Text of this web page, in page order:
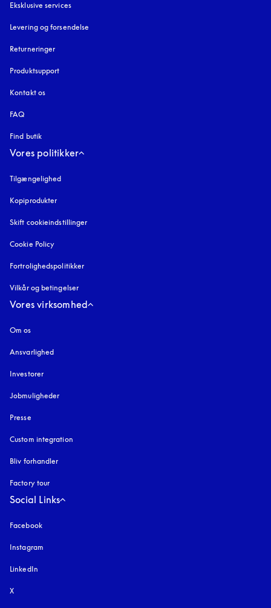
Eksklusive services
Levering og forsendelse
Returneringer
Produktsupport
Kontakt os
FAQ
Find butik
Vores politikker
Tilgængelighed
Kopiprodukter
Skift cookieindstillinger
Cookie Policy
Fortrolighedspolitikker
Vilkår og betingelser
Vores virksomhed
Om os
Ansvarlighed
Investorer
Jobmuligheder
Presse
Custom integration
Bliv forhandler
Factory tour
Social Links
Facebook
Instagram
LinkedIn
X